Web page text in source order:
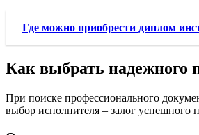
Где можно приобрести диплом
Как выбрать надежного
При поиске профессионального
выбор исполнителя – залог успешного